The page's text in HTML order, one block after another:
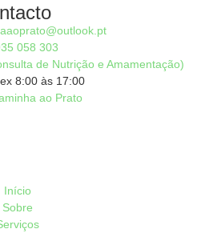
058 303
de Nutrição e Amamentação)
8:00 às 17:00
ao Prato
Início
Sobre